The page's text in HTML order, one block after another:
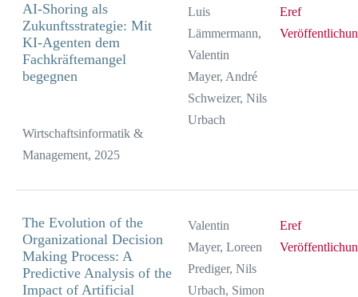
AI-Shoring als
Zukunftsstrategie: Mit
KI-Agenten dem
Fachkräftemangel
begegnen
Wirtschaftsinformatik &
Management, 2025
Luis
Lämmermann,
Valentin
Mayer, André
Schweizer, Nils
Urbach
Eref
The Evolution of the
Organizational Decision
Making Process: A
Predictive Analysis of the
Impact of Artificial
Valentin
Mayer, Loreen
Prediger, Nils
Urbach, Simon
Eref